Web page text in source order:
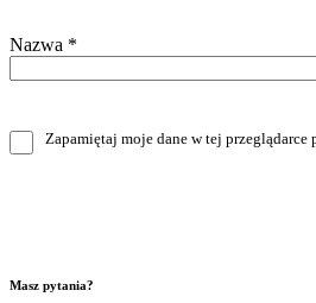
Nazwa *
Zapamiętaj moje dane w tej
Masz pytania?